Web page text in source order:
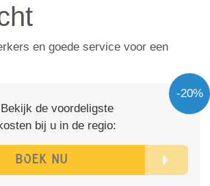
en goede service voor een
-20%
Bekijk de voordeligste
bij u in de regio: